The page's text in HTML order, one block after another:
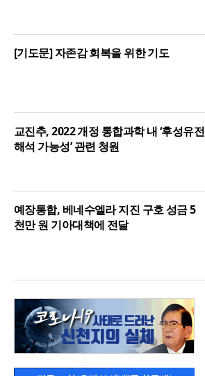
[기도문] 자존감 회복을 위한 기도
교진추, 2022 개정 통합과학 내 ‘후성유전
해석 가능성’ 관련 청원
예장통합, 베네수엘라 지진 구호 성금 5
천만 원 기아대책에 전달